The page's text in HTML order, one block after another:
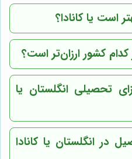
است یا کانادا؟
کشور ارزان‌تر است؟
تحصیلی انگلستان یا
در انگلستان یا کانادا